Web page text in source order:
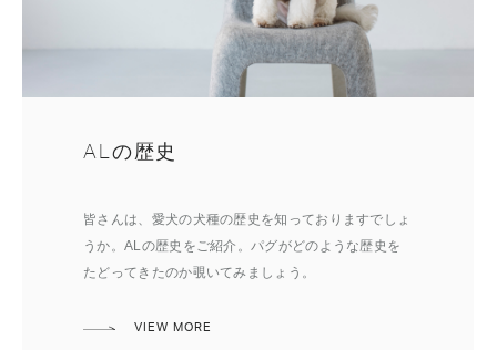
ALの歴史
皆さんは、愛犬の犬種の歴史を知っておりますでしょ
うか。ALの歴史をご紹介。パグがどのような歴史を
たどってきたのか覗いてみましょう。
VIEW MORE